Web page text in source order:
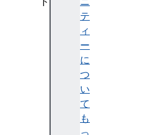
テ
ィ
ー
に
つ
い
て
も